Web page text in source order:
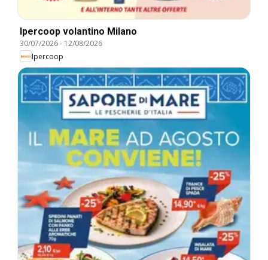
Ipercoop volantino Milano
30/07/2026- 12/08/2026
Ipercoop